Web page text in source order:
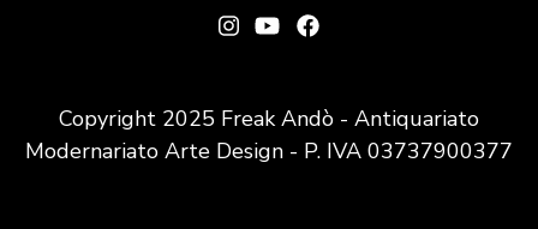
Copyright 2025 Freak Andò - Antiquariato
Modernariato Arte Design - P. IVA 03737900377